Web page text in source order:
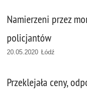
Namierzeni przez
policjantów
20.05.2020 Łódź
Przeklejała ceny,